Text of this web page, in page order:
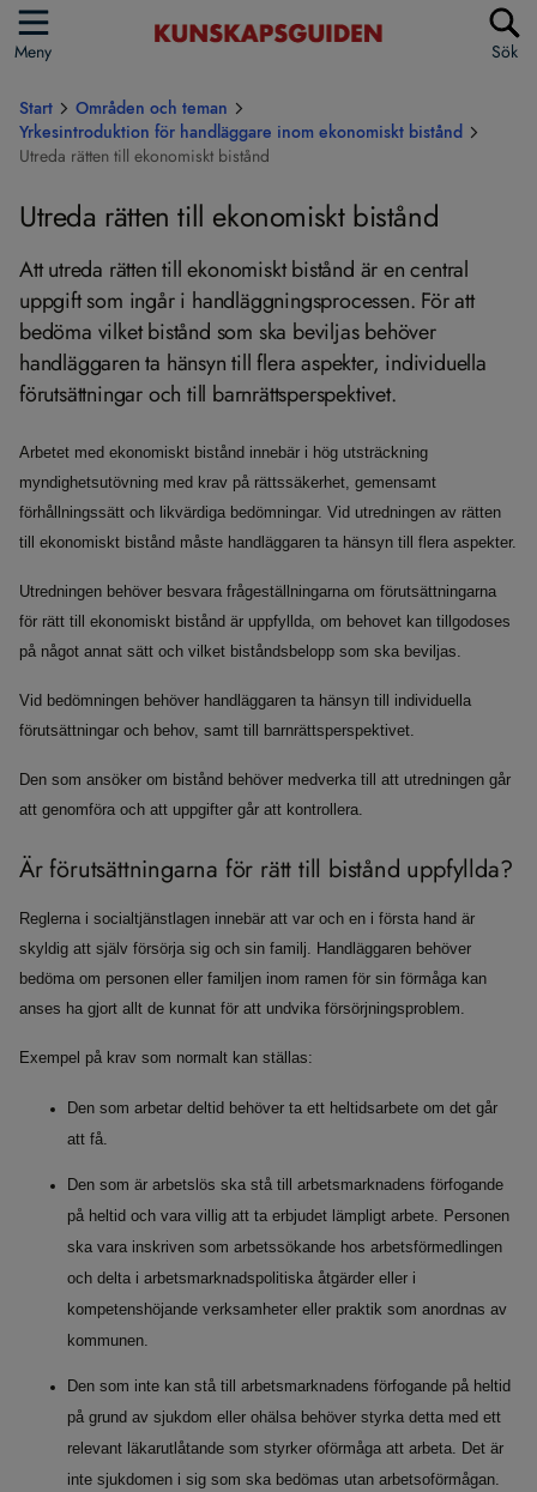
Meny Sök
Start
Områden och teman
Yrkesintroduktion för handläggare inom ekonomiskt bistånd
Utreda rätten till ekonomiskt bistånd
Utreda rätten till ekonomiskt bistånd
Att utreda rätten till ekonomiskt bistånd är en central
uppgift som ingår i handläggningsprocessen. För att
bedöma vilket bistånd som ska beviljas behöver
handläggaren ta hänsyn till flera aspekter, individuella
förutsättningar och till barnrättsperspektivet.
Arbetet med ekonomiskt bistånd innebär i hög utsträckning
myndighetsutövning med krav på rättssäkerhet, gemensamt
förhållningssätt och likvärdiga bedömningar. Vid utredningen av rätten
till ekonomiskt bistånd måste handläggaren ta hänsyn till flera aspekter.
Utredningen behöver besvara frågeställningarna om förutsättningarna
för rätt till ekonomiskt bistånd är uppfyllda, om behovet kan tillgodoses
på något annat sätt och vilket biståndsbelopp som ska beviljas.
Vid bedömningen behöver handläggaren ta hänsyn till individuella
förutsättningar och behov, samt till barnrättsperspektivet.
Den som ansöker om bistånd behöver medverka till att utredningen går
att genomföra och att uppgifter går att kontrollera.
Är förutsättningarna för rätt till bistånd uppfyllda?
Reglerna i socialtjänstlagen innebär att var och en i första hand är
skyldig att själv försörja sig och sin familj. Handläggaren behöver
bedöma om personen eller familjen inom ramen för sin förmåga kan
anses ha gjort allt de kunnat för att undvika försörjningsproblem.
Exempel på krav som normalt kan ställas:
Den som arbetar deltid behöver ta ett heltidsarbete om det går
att få.
Den som är arbetslös ska stå till arbetsmarknadens förfogande
på heltid och vara villig att ta erbjudet lämpligt arbete. Personen
ska vara inskriven som arbetssökande hos arbetsförmedlingen
och delta i arbetsmarknadspolitiska åtgärder eller i
kompetenshöjande verksamheter eller praktik som anordnas av
kommunen.
Den som inte kan stå till arbetsmarknadens förfogande på heltid
på grund av sjukdom eller ohälsa behöver styrka detta med ett
relevant läkarutlåtande som styrker oförmåga att arbeta. Det är
inte sjukdomen i sig som ska bedömas utan arbetsoförmågan.